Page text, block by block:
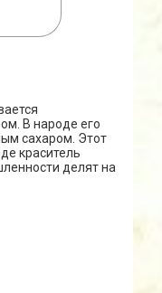
В народе его
сахаром. Этот
краситель
делят на